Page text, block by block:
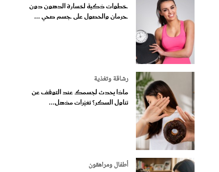
خطوات ذكية لخسارة الدهون دون
حرمان والحصول على جسم صحي ...
رشاقة وتغذية
ماذا يحدث لجسمك عند التوقف عن
تناول السكر؟ تغيّرات مذهل...
أطفال ومراهقون